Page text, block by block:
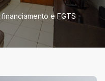
e FGTS -